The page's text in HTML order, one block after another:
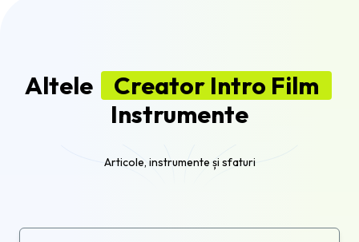
Altele
Creator Intro Film
Instrumente
Articole, instrumente și sfaturi